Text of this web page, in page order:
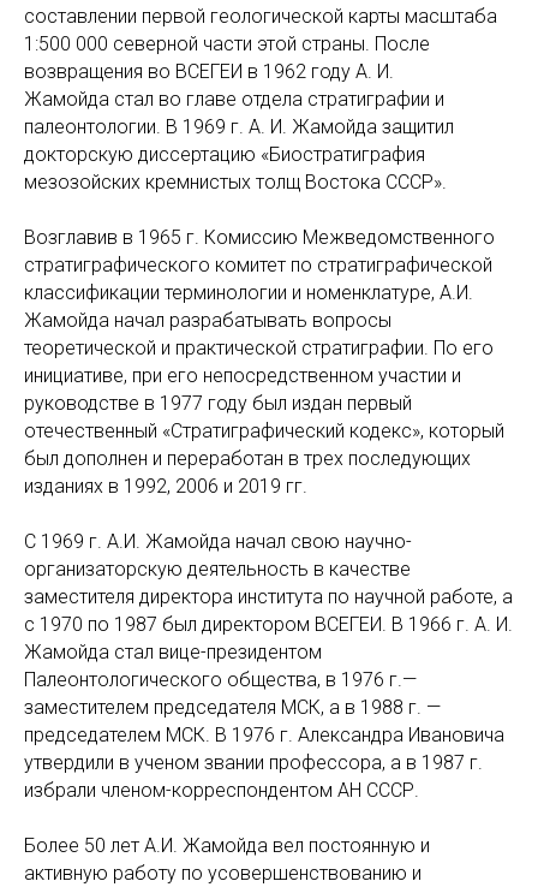
составлении первой геологической карты масштаба
1:500 000 северной части этой страны. После
возвращения во ВСЕГЕИ в 1962 году А. И.
Жамойда стал во главе отдела стратиграфии и
палеонтологии. В 1969 г. А. И. Жамойда защитил
докторскую диссертацию «Биостратиграфия
мезозойских кремнистых толщ Востока СССР».
Возглавив в 1965 г. Комиссию Межведомственного
стратиграфического комитет по стратиграфической
классификации терминологии и номенклатуре, А.И.
Жамойда начал разрабатывать вопросы
теоретической и практической стратиграфии. По его
инициативе, при его непосредственном участии и
руководстве в 1977 году был издан первый
отечественный «Стратиграфический кодекс», который
был дополнен и переработан в трех последующих
изданиях в 1992, 2006 и 2019 гг.
С 1969 г. А.И. Жамойда начал свою научно-
организаторскую деятельность в качестве
заместителя директора института по научной работе, а
с 1970 по 1987 был директором ВСЕГЕИ. В 1966 г. А. И.
Жамойда стал вице-президентом
Палеонтологического общества, в 1976 г.—
заместителем председателя МСК, а в 1988 г. —
председателем МСК. В 1976 г. Александра Ивановича
утвердили в ученом звании профессора, а в 1987 г.
избрали членом-корреспондентом АН СССР.
Более 50 лет А.И. Жамойда вел постоянную и
активную работу по усовершенствованию и